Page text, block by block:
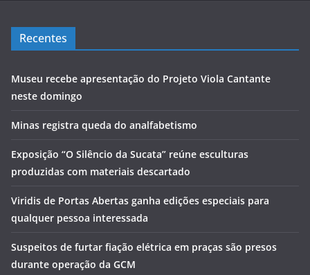
Recentes
Museu recebe apresentação do Projeto Viola Cantante
neste domingo
Minas registra queda do analfabetismo
Exposição “O Silêncio da Sucata” reúne esculturas
produzidas com materiais descartado
Viridis de Portas Abertas ganha edições especiais para
qualquer pessoa interessada
Suspeitos de furtar fiação elétrica em praças são presos
durante operação da GCM